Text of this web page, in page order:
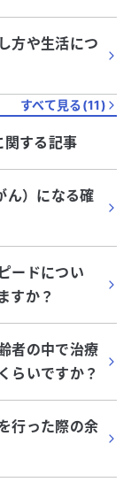
方や生活につ
すべて見る(11)
関する記事
ん）になる確
ードについ
すか？
者の中で治療
らいですか？
行った際の余